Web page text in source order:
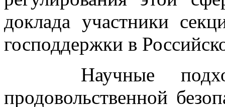
доклада участники
господдержки в
Научные
продовольственной